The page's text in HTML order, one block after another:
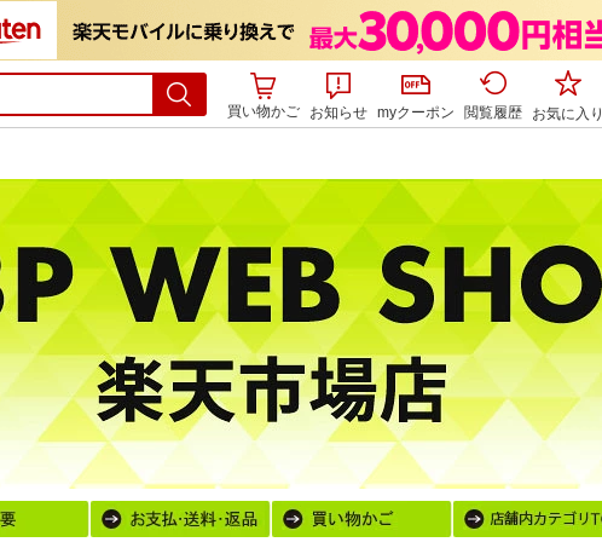
買い物かご お知らせ myクーポン 閲覧履歴 お気に入り